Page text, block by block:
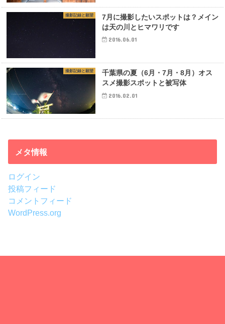
撮影記録と願望
7月に撮影したいスポットは？メイン
は天の川とヒマワリです
2016.06.01
撮影記録と願望
千葉県の夏（6月・7月・8月）オス
スメ撮影スポットと被写体
2016.02.01
メタ情報
ログイン
投稿フィード
コメントフィード
WordPress.org